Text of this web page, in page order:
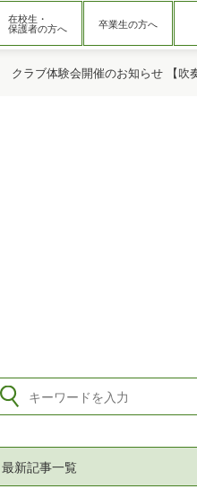
在校生・
保護者の方へ 卒業生の方へ
クラブ体験会開催のお知らせ 【吹
最新記事一覧